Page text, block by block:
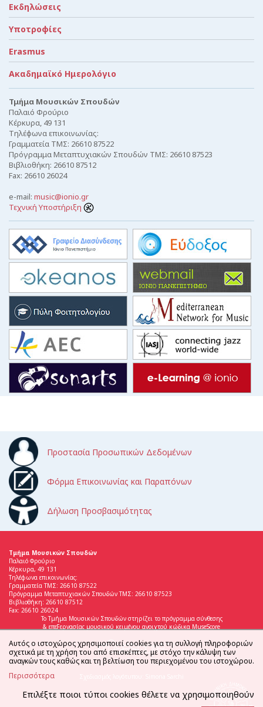
Εκδηλώσεις
Υποτροφίες
Erasmus
Ακαδημαϊκό Ημερολόγιο
Τμήμα Μουσικών Σπουδών
Παλαιό Φρούριο
Κέρκυρα, 49 131
Τηλέφωνα επικοινωνίας:
Γραμματεία ΤΜΣ: 26610 87522
Πρόγραμμα Μεταπτυχιακών Σπουδών ΤΜΣ: 26610 87523
Βιβλιοθήκη: 26610 87512
Fax: 26610 26024
e-mail: music@ionio.gr
Τεχνική Υποστήριξη
Προστασία Προσωπικών Δεδομένων
Φόρμα Επικοινωνίας και Παραπόνων
Δήλωση Προσβασιμότητας
Τμήμα Μουσικών Σπουδών
Παλαιό Φρούριο
Κέρκυρα, 49 131
Τηλέφωνα επικοινωνίας:
Γραμματεία ΤΜΣ: 26610 87522
Πρόγραμμα Μεταπτυχιακών Σπουδών ΤΜΣ: 26610 87523
Βιβλιοθήκη: 26610 87512
Fax: 26610 26024
Το Τμήμα Μουσικών Σπουδών στηρίζει το πρόγραμμα σύνθεσης
& επεξεργασίας μουσικού κειμένου ανοιχτού κώδικα MuseScore
Αυτός ο ιστοχώρος χρησιμοποιεί cookies για τη συλλογή πληροφοριών
σχετικά με τη χρήση του από επισκέπτες, με στόχο την κάλυψη των
αναγκών τους καθώς και τη βελτίωση του περιεχομένου του ιστοχώρου.
Περισσότερα
Επιλέξτε ποιοι τύποι cookies θέλετε να χρησιμοποιηθούν